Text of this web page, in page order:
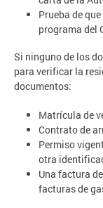
Prueba de
programa del
Si ninguno de los
para verificar la
documentos:
Matrícula de
Contrato de
Permiso
otra
Una factura
facturas de